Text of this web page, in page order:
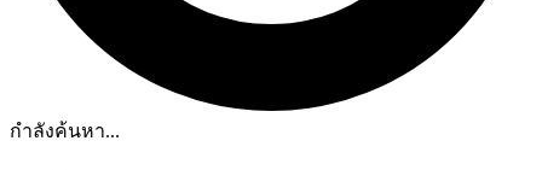
กำลังค้นหา...